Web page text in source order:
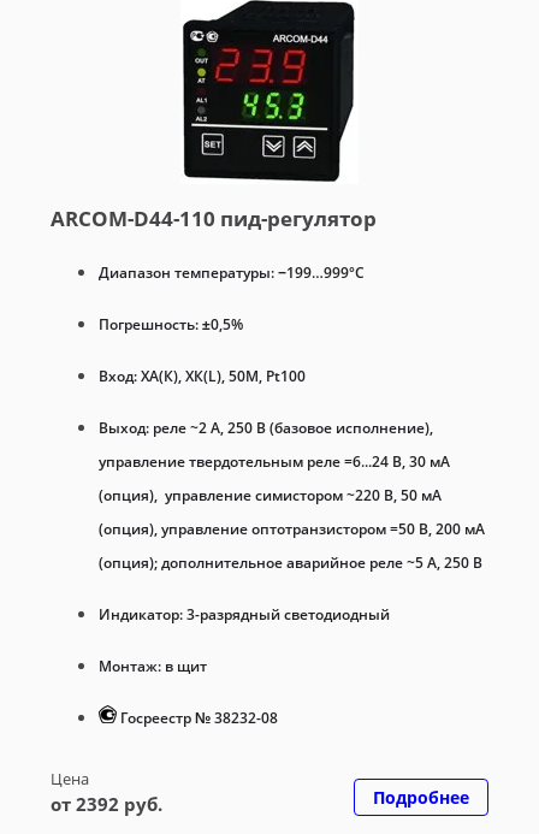
ARCOM-D44-110 пид-регулятор
Диапазон температуры: −199…999°C
Погрешность: ±0,5%
Вход: ХА(К), ХК(L), 50М, Pt100
Выход: реле ~2 А, 250 В (базовое исполнение),
управление твердотельным реле =6...24 В, 30 мА
(опция), управление симистором ~220 В, 50 мА
(опция), управление оптотранзистором =50 В, 200 мА
(опция); дополнительное аварийное реле ~5 А, 250 В
Индикатор: 3-разрядный светодиодный
Монтаж: в щит
Госреестр № 38232-08
Цена
от 2392 руб. Подробнее